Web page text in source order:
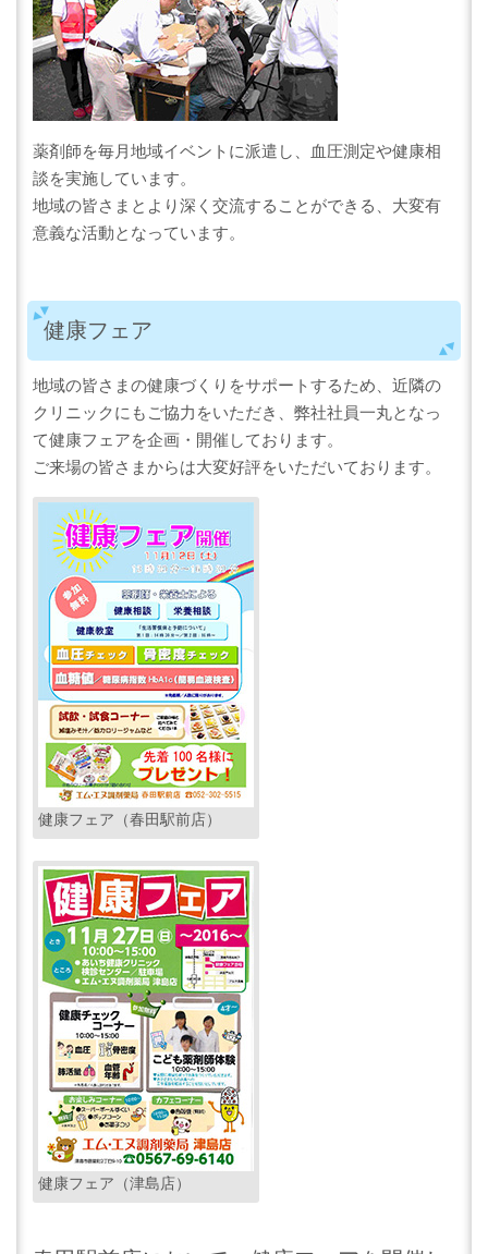
薬剤師を毎月地域イベントに派遣し、血圧測定や健康相
談を実施しています。
地域の皆さまとより深く交流することができる、大変有
意義な活動となっています。
健康フェア
地域の皆さまの健康づくりをサポートするため、近隣の
クリニックにもご協力をいただき、弊社社員一丸となっ
て健康フェアを企画・開催しております。
ご来場の皆さまからは大変好評をいただいております。
健康フェア（春田駅前店）
健康フェア（津島店）